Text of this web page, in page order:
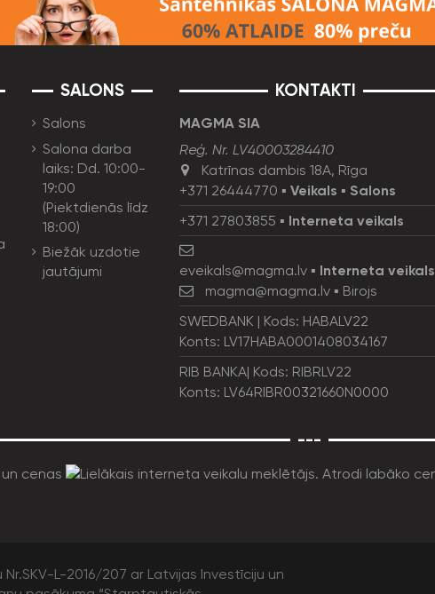
SALONS
Salons
Salona darba
laiks: Dd. 10:00-
19:00
(Piektdienās līdz
18:00)
Biežāk uzdotie
jautājumi
KONTAKTI
MAGMA SIA
Reģ. Nr. LV40003284410
Katrīnas dambis 18A, Rīga
+371 26444770 ▪ Veikals ▪ Salons
+371 27803855 ▪ Interneta veikals
eveikals@magma.lv ▪ Interneta veikals
magma@magma.lv▪ Birojs
SWEDBANK | Kods: HABALV22
Konts: LV17HABA0001408034167
RIB BANKA| Kods: RIBRLV22
Konts: LV64RIBR00321660N0000
---
Nr.SKV-L-2016/207 ar Latvijas Investīciju un